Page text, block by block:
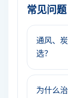
常见问题
通风、
选？
为什么